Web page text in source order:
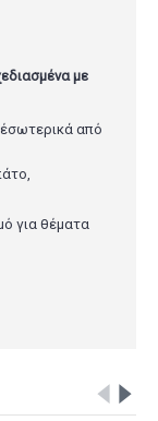
με
από
για θέματα